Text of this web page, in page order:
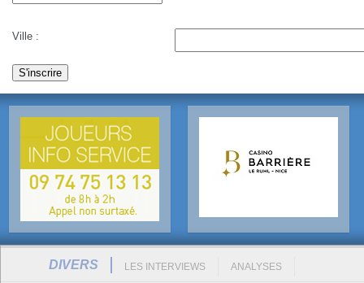
Ville :
S'inscrire
DIVERS LES INTERVIEWS ANALYSES